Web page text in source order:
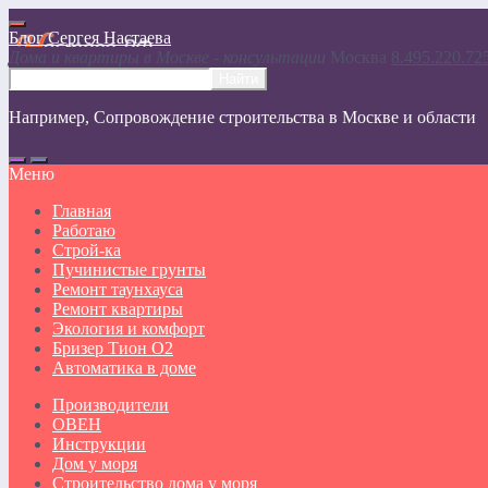
Блог Сергея Настаева
Дома и квартиры в Москве - консультации Москвa
Например, Сопровождение строительства в Москве и области
Меню
Главная
Работаю
Строй-ка
Пучинистые грунты
Ремонт таунхауса
Ремонт квартиры
Экология и комфорт
Бризер Тион О2
Автоматика в доме
Производители
ОВЕН
Инструкции
Дом у моря
Строительство дома у моря